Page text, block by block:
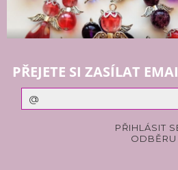
PŘEJETE SI ZASÍLAT